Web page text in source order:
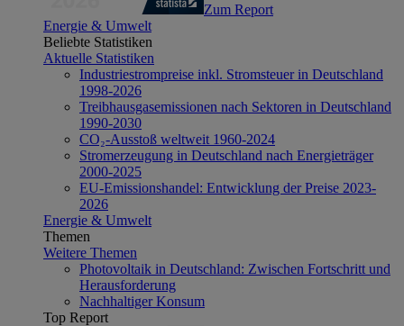
Zum Report
Energie & Umwelt
Beliebte Statistiken
Aktuelle Statistiken
Industriestrompreise inkl. Stromsteuer in Deutschland
1998-2026
Treibhausgasemissionen nach Sektoren in Deutschland
1990-2030
CO₂-Ausstoß weltweit 1960-2024
Stromerzeugung in Deutschland nach Energieträger
2000-2025
EU-Emissionshandel: Entwicklung der Preise 2023-
2026
Energie & Umwelt
Themen
Weitere Themen
Photovoltaik in Deutschland: Zwischen Fortschritt und
Herausforderung
Nachhaltiger Konsum
Top Report